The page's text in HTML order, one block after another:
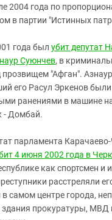
2004 года по
в партии "Истинных
года был убит депутат
Суюнчев, в
прозвищем "Афган".
его Расул Эркенов
ранениями в машине
- Домбай.
парламента
4 июня 2002 года в
как спортсмен и
расстреляли
самом центре города,
прокуратуры, МВД